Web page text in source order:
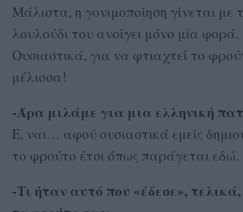
Μάλιστα, η γονιμοποίηση γίνεται με
λουλούδι του ανοίγει μόνο μία
Ουσιαστικά, για να φτιαχτεί το
μέλισσα!
-Άρα μιλάμε για μια ελληνική
Ε, ναι… αφού ουσιαστικά εμείς
το φρούτο έτσι όπως παράγεται εδώ.
-Τι ήταν αυτό που «έδεσε»,